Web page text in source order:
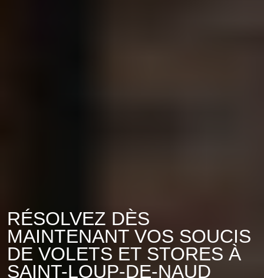
RÉSOLVEZ DÈS
MAINTENANT VOS SOUCIS
DE VOLETS ET STORES À
SAINT-LOUP-DE-NAUD